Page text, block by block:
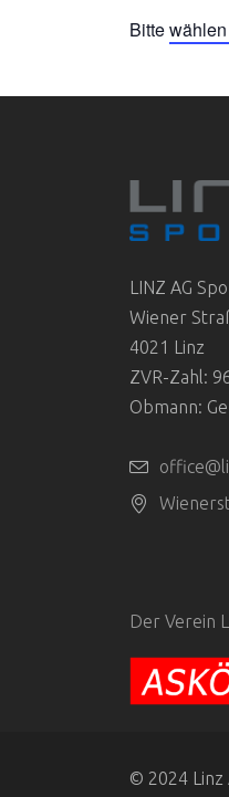
Bitte
LINZ AG
Wiener
4021 Linz
ZVR-Zahl:
Obmann:
Der Verein
© 2024 Linz